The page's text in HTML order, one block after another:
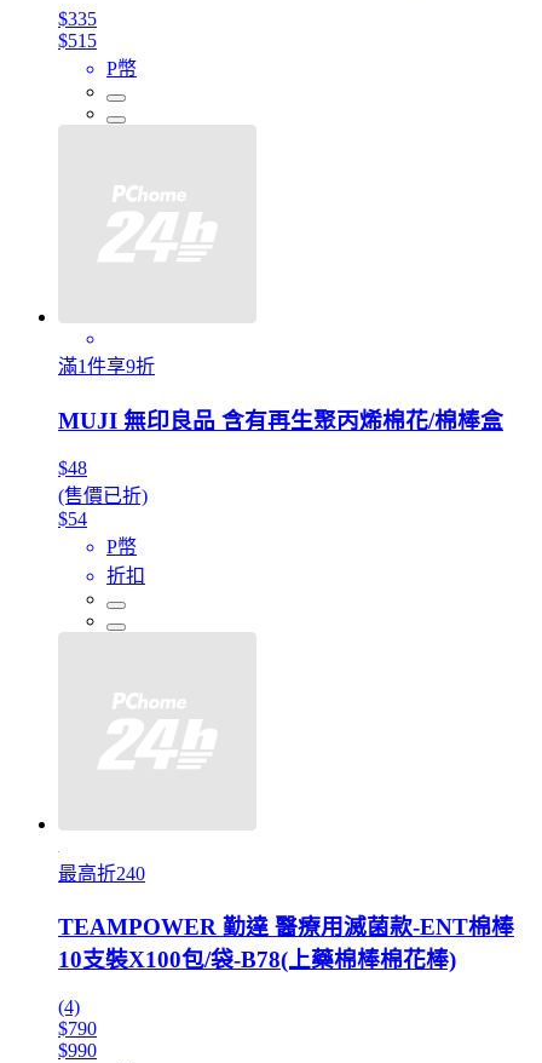
$335
$515
P幣
滿1件享9折
MUJI 無印良品 含有再生聚丙烯棉花/棉棒盒
$48
(售價已折)
$54
P幣
折扣
最高折240
TEAMPOWER 勤達 醫療用滅菌款-ENT棉棒
10支裝X100包/袋-B78(上藥棉棒棉花棒)
(4)
$790
$990